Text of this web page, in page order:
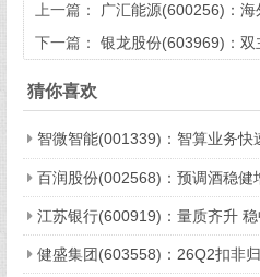
上一篇： 广汇能源(600256)：海
化三重驱动 业绩增长可期
下一篇： 银龙股份(603969)：
猜你喜欢
智微智能(001339)：智算业务快
人控制器有望打开成长天花板
百润股份(002568)：预调酒稳健
发江苏银行(600919)：量质齐升
健盛集团(603558)：26Q2扣非